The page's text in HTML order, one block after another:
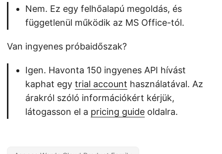
Nem. Ez egy felhőalapú megoldás, és
függetlenül működik az MS Office-tól.
Van ingyenes próbaidőszak?
Igen. Havonta 150 ingyenes API hívást
kaphat egy trial account használatával. Az
árakról szóló információkért kérjük,
látogasson el a pricing guide oldalra.